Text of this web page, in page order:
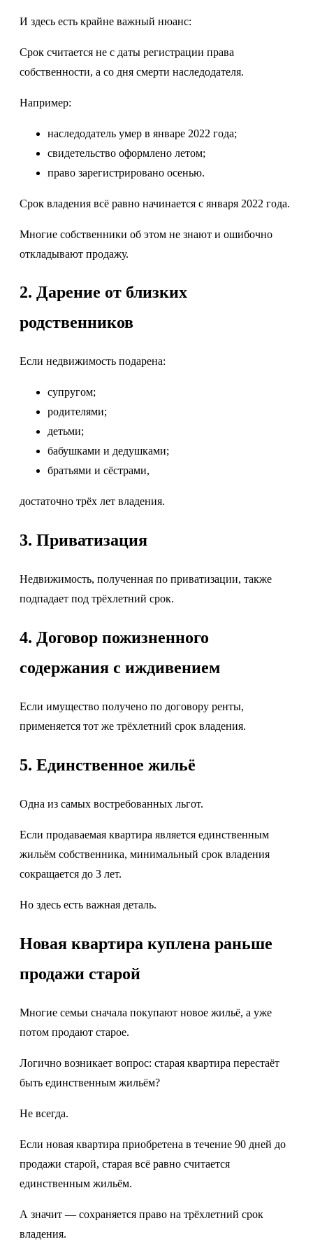
И здесь есть крайне важный нюанс:
Срок считается не с даты регистрации права
собственности, а со дня смерти наследодателя.
Например:
наследодатель умер в январе 2022 года;
свидетельство оформлено летом;
право зарегистрировано осенью.
Срок владения всё равно начинается с января 2022 года.
Многие собственники об этом не знают и ошибочно
откладывают продажу.
2. Дарение от близких
родственников
Если недвижимость подарена:
супругом;
родителями;
детьми;
бабушками и дедушками;
братьями и сёстрами,
достаточно трёх лет владения.
3. Приватизация
Недвижимость, полученная по приватизации, также
подпадает под трёхлетний срок.
4. Договор пожизненного
содержания с иждивением
Если имущество получено по договору ренты,
применяется тот же трёхлетний срок владения.
5. Единственное жильё
Одна из самых востребованных льгот.
Если продаваемая квартира является единственным
жильём собственника, минимальный срок владения
сокращается до 3 лет.
Но здесь есть важная деталь.
Новая квартира куплена раньше
продажи старой
Многие семьи сначала покупают новое жильё, а уже
потом продают старое.
Логично возникает вопрос: старая квартира перестаёт
быть единственным жильём?
Не всегда.
Если новая квартира приобретена в течение 90 дней до
продажи старой, старая всё равно считается
единственным жильём.
А значит — сохраняется право на трёхлетний срок
владения.